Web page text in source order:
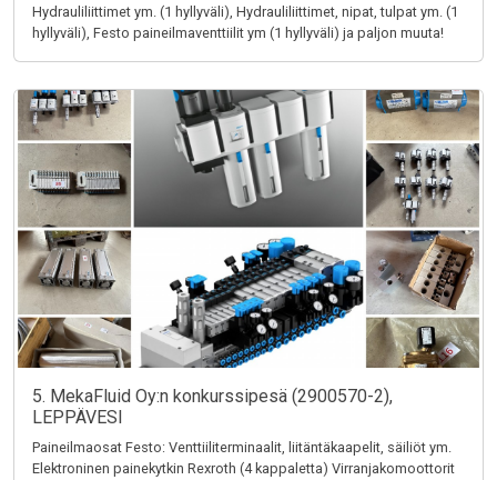
Hydrauliliittimet ym. (1 hyllyväli), Hydrauliliittimet, nipat, tulpat ym. (1
hyllyväli), Festo paineilmaventtiilit ym (1 hyllyväli) ja paljon muuta!
5. MekaFluid Oy:n konkurssipesä (2900570-2),
LEPPÄVESI
Paineilmaosat Festo: Venttiiliterminaalit, liitäntäkaapelit, säiliöt ym.
Elektroninen painekytkin Rexroth (4 kappaletta) Virranjakomoottorit